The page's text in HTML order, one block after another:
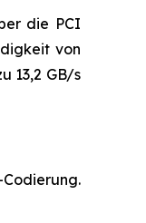
die PCI
von
13,2 GB/s